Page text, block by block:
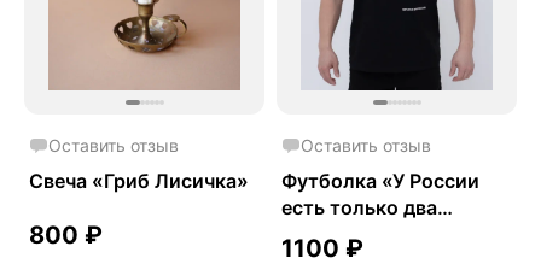
Оставить отзыв
Свеча «Гриб Лисичка»
800 ₽
Оставить отзыв
Футболка «У России
есть только два
союзника»
1100 ₽